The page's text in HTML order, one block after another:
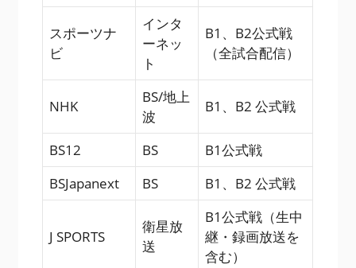
スポーツナ
ビ
インタ
ーネッ
ト
B1、B2公式戦
（全試合配信）
NHK
BS/地上
波
B1、B2 公式戦
BS12 BS
B1公式戦
BSJapanext
BS B1、B2 公式戦
J SPORTS
衛星放
送
B1公式戦（生中
継・録画放送を
含む）